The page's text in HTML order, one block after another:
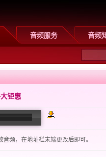
音频服务 音频
钜惠
频，在地址栏末端更改后即可。